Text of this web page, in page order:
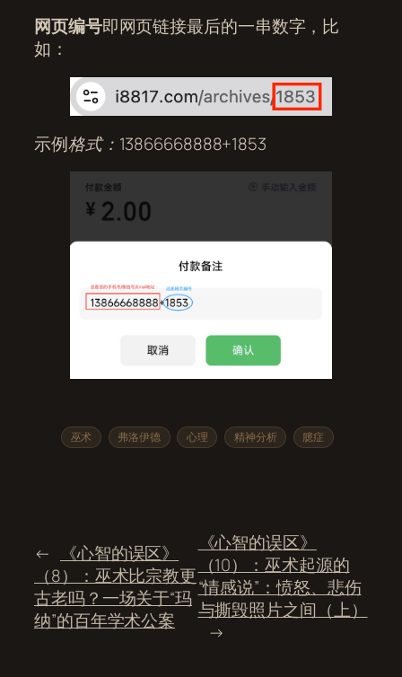
网页编号即网页链接最后的一串数字，比
如：
示例格式：13866668888+1853
巫术 弗洛伊德 心理 精神分析 臆症
←
《心智的误区》
（8）：巫术比宗教更
古老吗？一场关于“玛
纳”的百年学术公案
《心智的误区》
（10）：巫术起源的
“情感说”：愤怒、悲伤
与撕毁照片之间（上）
→